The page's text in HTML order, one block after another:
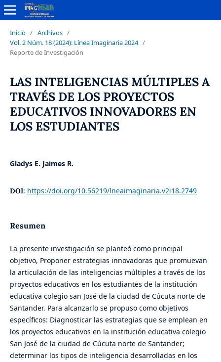
Inicio / Archivos /
Vol. 2 Núm. 18 (2024): Línea Imaginaria 2024 /
Reporte de Investigación
LAS INTELIGENCIAS MÚLTIPLES A
TRAVÉS DE LOS PROYECTOS
EDUCATIVOS INNOVADORES EN
LOS ESTUDIANTES
Gladys E. Jaimes R.
DOI: https://doi.org/10.56219/lneaimaginaria.v2i18.2749
Resumen
La presente investigación se planteó como principal
objetivo, Proponer estrategias innovadoras que promuevan
la articulación de las inteligencias múltiples a través de los
proyectos educativos en los estudiantes de la institución
educativa colegio san José de la ciudad de Cúcuta norte de
Santander. Para alcanzarlo se propuso como objetivos
específicos: Diagnosticar las estrategias que se emplean en
los proyectos educativos en la institución educativa colegio
San José de la ciudad de Cúcuta norte de Santander;
determinar los tipos de inteligencia desarrolladas en los